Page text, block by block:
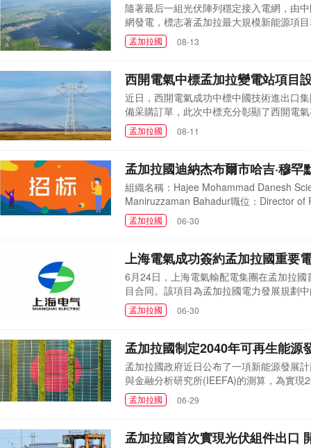
隨著最后一組光伏陣列穩定接入電網，由
網發電，標志著孟加拉最大規模新能源項
目位于孟加拉國北部拉杰沙希區，博多河(
瓦峰，交流側裝機容量72.6兆瓦，新建一
孟加拉國 08-13
西開電氣中標孟加拉變電站項目
近日，西開電氣成功中標中國技術進出口
備采購訂單，此次中標充分彰顯了西開電
經濟開發區，涵蓋孟加拉Hitech站等四個
濟走廊的關鍵項目之一。項目建成后將顯
孟加拉國 08-11
孟加拉國迪納杰布爾市哈吉·穆
組織名稱：Hajee Mohammad Danesh
Maniruzzaman Bahadur職位：Director
the Vice Chancellor or Engineering
孟加拉國 06-30
上海電氣成功簽約孟加拉國重要
6月24日，上海電氣輸配電集團在孟加拉
目合同。該項目為孟加拉國電力發展規劃
孟加拉國重要港口城市吉大港大區的電力
在孟加拉國連續承接電力領域總包工程項
孟加拉國 06-30
孟加拉國制定2040年可再生能源
孟加拉國政府近日公布了一項新能源發展
與金融分析研究所(IEEFA)的測算，為實
IEEFA孟加拉國首席能源分析師沙菲克·阿
人投資。"報告建議該國與國際金融機構合
孟加拉國 06-29
孟加拉國首次實現光伏組件出口